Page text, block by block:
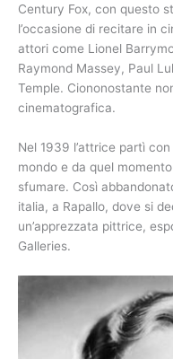
Century Fox, con questo
l’occasione di recitare in
attori come Lionel
Raymond Massey, Paul
Temple. Ciononostante
cinematografica.
Nel 1939 l’attrice partì
mondo e da quel
sfumare. Così
italia, a Rapallo, dove si
un’apprezzata pittrice,
Galleries.